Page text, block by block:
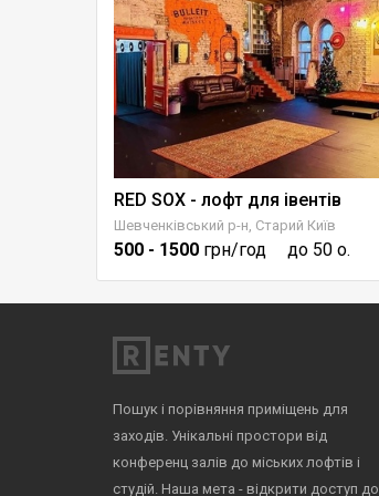
RED SOX - лофт для івентів
Шевченківський р-н, Старий Київ
500 - 1500 грн/год до 50 о.
Пошук і порівняння приміщень для
заходів. Унікальні простори від
конференц залів до міських лофтів і
студій. Наша мета - відкрити доступ до